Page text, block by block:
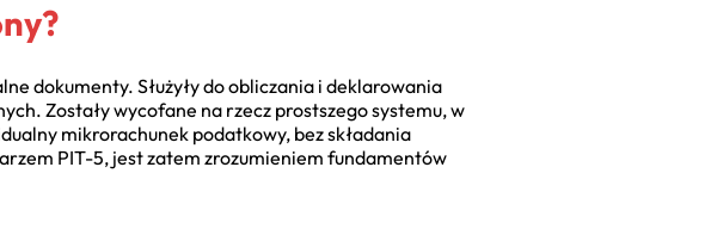
dokumenty. Służyły do obliczania i deklarowania
Zostały wycofane na rzecz prostszego systemu, w
mikrorachunek podatkowy, bez składania
PIT-5, jest zatem zrozumieniem fundamentów